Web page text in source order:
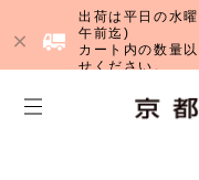
出荷は平日の水
午前迄)
カート内の数量
せください。